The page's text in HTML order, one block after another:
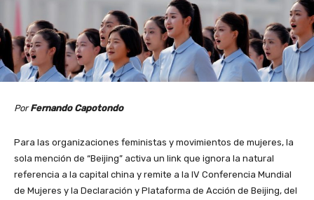
PorFernando Capotondo
Para las organizaciones feministas y movimientos de mujeres, la
sola mención de “Beijing” activa un link que ignora la natural
referencia a la capital china y remite a la IV Conferencia Mundial
de Mujeres y la Declaración y Plataforma de Acción de Beijing, del